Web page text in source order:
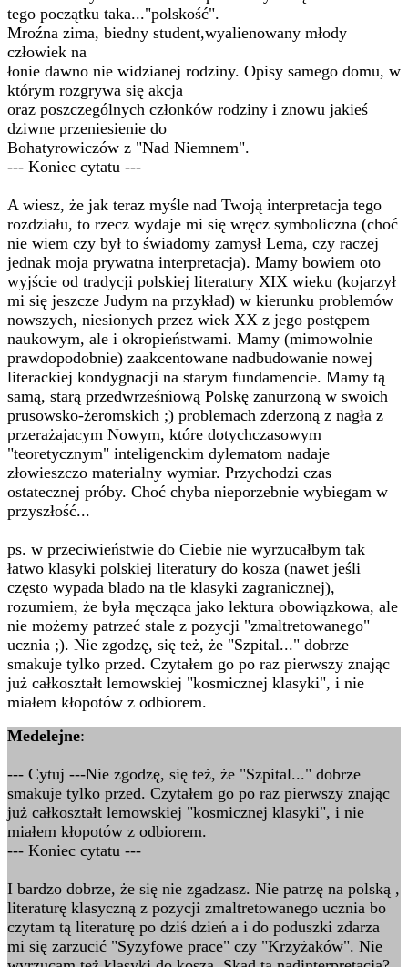
tego początku taka..."polskość".
Mroźna zima, biedny student,wyalienowany młody
człowiek na
łonie dawno nie widzianej rodziny. Opisy samego domu, w
którym rozgrywa się akcja
oraz poszczególnych członków rodziny i znowu jakieś
dziwne przeniesienie do
Bohatyrowiczów z "Nad Niemnem".
--- Koniec cytatu ---
A wiesz, że jak teraz myśle nad Twoją interpretacja tego
rozdziału, to rzecz wydaje mi się wręcz symboliczna (choć
nie wiem czy był to świadomy zamysł Lema, czy raczej
jednak moja prywatna interpretacja). Mamy bowiem oto
wyjście od tradycji polskiej literatury XIX wieku (kojarzył
mi się jeszcze Judym na przykład) w kierunku problemów
nowszych, niesionych przez wiek XX z jego postępem
naukowym, ale i okropieństwami. Mamy (mimowolnie
prawdopodobnie) zaakcentowane nadbudowanie nowej
literackiej kondygnacji na starym fundamencie. Mamy tą
samą, starą przedwrześniową Polskę zanurzoną w swoich
prusowsko-żeromskich ;) problemach zderzoną z nagła z
przerażajacym Nowym, które dotychczasowym
"teoretycznym" inteligenckim dylematom nadaje
złowieszczo materialny wymiar. Przychodzi czas
ostatecznej próby. Choć chyba nieporzebnie wybiegam w
przyszłość...
ps. w przeciwieństwie do Ciebie nie wyrzucałbym tak
łatwo klasyki polskiej literatury do kosza (nawet jeśli
często wypada blado na tle klasyki zagranicznej),
rozumiem, że była męcząca jako lektura obowiązkowa, ale
nie możemy patrzeć stale z pozycji "zmaltretowanego"
ucznia ;). Nie zgodzę, się też, że "Szpital..." dobrze
smakuje tylko przed. Czytałem go po raz pierwszy znając
już całkoształt lemowskiej "kosmicznej klasyki", i nie
miałem kłopotów z odbiorem.
Medelejne:
--- Cytuj ---Nie zgodzę, się też, że "Szpital..." dobrze
smakuje tylko przed. Czytałem go po raz pierwszy znając
już całkoształt lemowskiej "kosmicznej klasyki", i nie
miałem kłopotów z odbiorem.
--- Koniec cytatu ---
I bardzo dobrze, że się nie zgadzasz. Nie patrzę na polską ,
literaturę klasyczną z pozycji zmaltretowanego ucznia bo
czytam tą literaturę po dziś dzień a i do poduszki zdarza
mi się zarzucić "Syzyfowe prace" czy "Krzyżaków". Nie